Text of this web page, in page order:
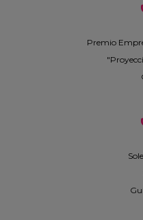
Premio